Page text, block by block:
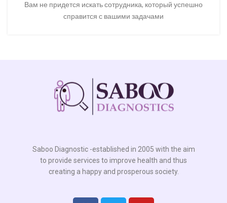
Вам не придется искать сотрудника, который успешно
справится с вашими задачами
Saboo Diagnostic -established in 2005 with the aim
to provide services to improve health and thus
creating a happy and prosperous society.